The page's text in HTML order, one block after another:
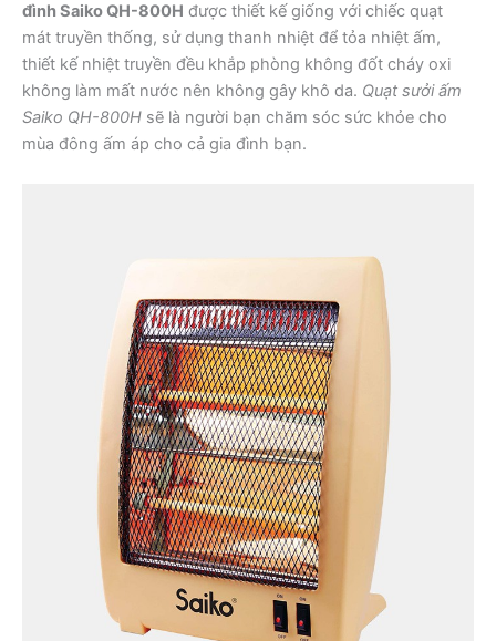
đình Saiko QH-800H được thiết kế giống với chiếc quạt
mát truyền thống, sử dụng thanh nhiệt để tỏa nhiệt ấm,
thiết kế nhiệt truyền đều khắp phòng không đốt cháy oxi
không làm mất nước nên không gây khô da. Quạt sưởi ấm
Saiko QH-800H sẽ là người bạn chăm sóc sức khỏe cho
mùa đông ấm áp cho cả gia đình bạn.